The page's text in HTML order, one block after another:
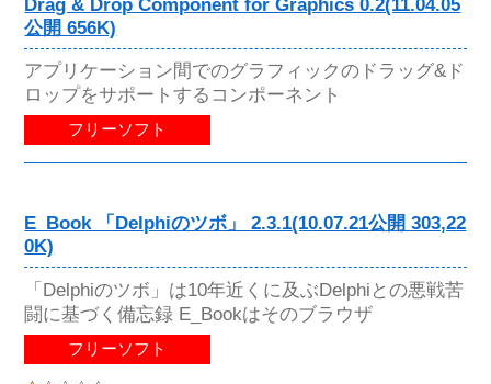
Drag & Drop Component for Graphics 0.2(11.04.05
公開 656K)
アプリケーション間でのグラフィックのドラッグ&ド
ロップをサポートするコンポーネント
フリーソフト
E_Book 「Delphiのツボ」 2.3.1(10.07.21公開 303,22
0K)
「Delphiのツボ」は10年近くに及ぶDelphiとの悪戦苦
闘に基づく備忘録 E_Bookはそのブラウザ
フリーソフト